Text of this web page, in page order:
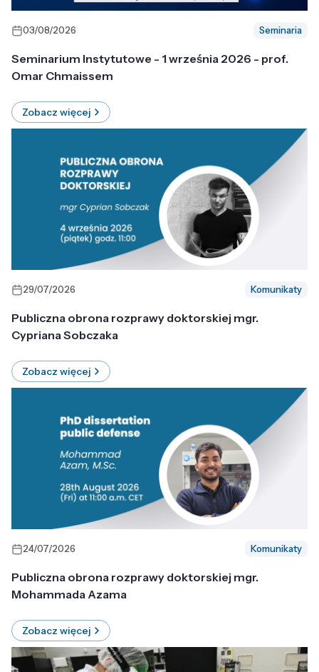
03/08/2026 Seminaria
Seminarium Instytutowe - 1 września 2026 - prof.
Omar Chmaissem
Zobacz więcej
29/07/2026 Komunikaty
Publiczna obrona rozprawy doktorskiej mgr.
Cypriana Sobczaka
Zobacz więcej
24/07/2026 Komunikaty
Publiczna obrona rozprawy doktorskiej mgr.
Mohammada Azama
Zobacz więcej